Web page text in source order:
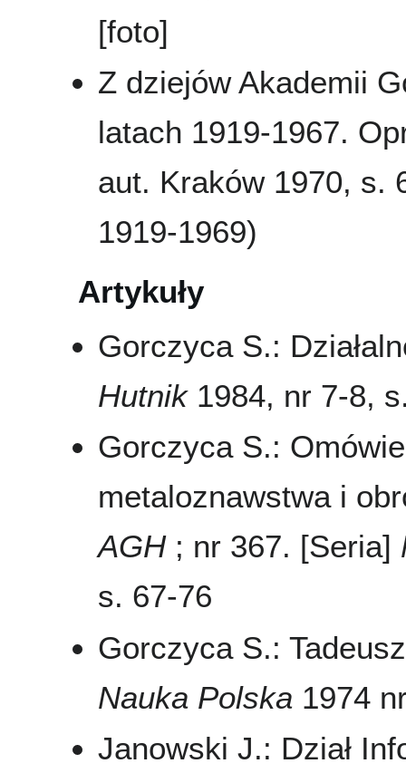
[foto]
Z dziejów Akademii
latach 1919-1967.
aut. Kraków 1970, s.
1919-1969)
Artykuły
Gorczyca S.:
Hutnik1984, nr 7-8,
Gorczyca S.:
metaloznawstwa i
AGH; nr 367. [Seria]
s. 67-76
Gorczyca S.:
Nauka Polska 1974
Janowski J.: Dział